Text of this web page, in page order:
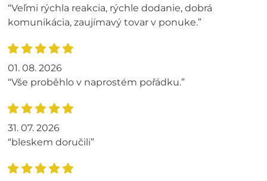
“Veľmi rýchla reakcia, rýchle dodanie, dobrá
komunikácia, zaujímavý tovar v ponuke.”
01. 08. 2026
“Vše proběhlo v naprostém pořádku.”
31. 07. 2026
“bleskem doručili”